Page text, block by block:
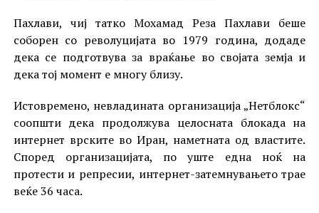
Пахлави, чиј татко Мохамад Реза Пахлави беше
соборен со револуцијата во 1979 година, додаде
дека се подготвува за враќање во својата земја и
дека тој момент е многу близу.
Истовремено, невладината организација „Нетблокс“
соопшти дека продолжува целосната блокада на
интернет врските во Иран, наметната од властите.
Според организацијата, по уште една ноќ на
протести и репресии, интернет-затемнувањето трае
веќе 36 часа.